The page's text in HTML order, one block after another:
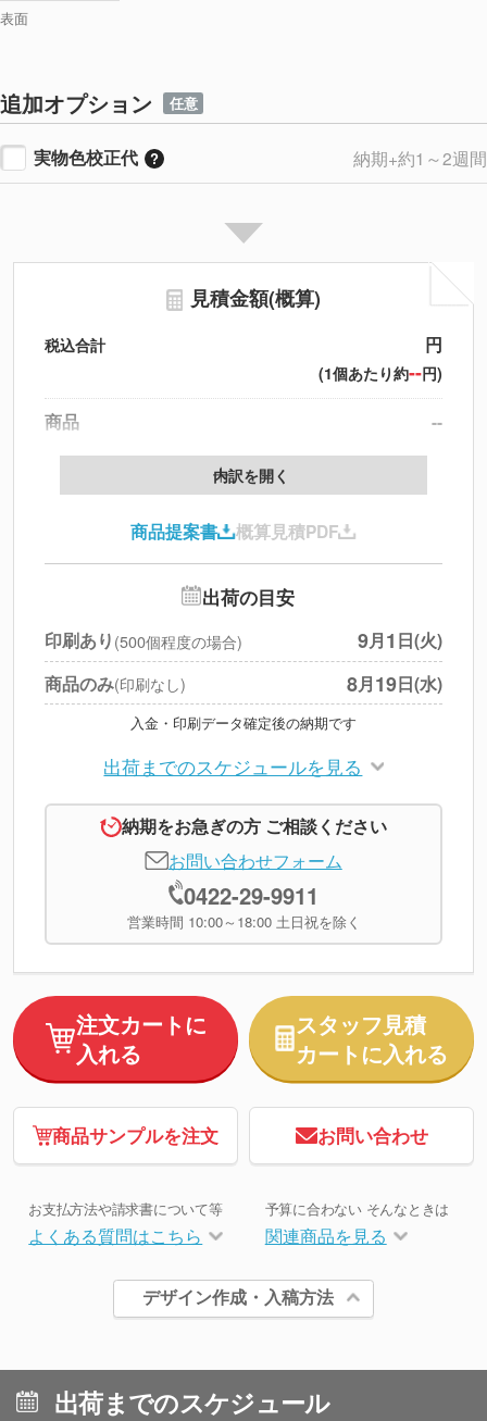
表面
追加オプション 任意
実物色校正代 納期+約1～2週間
見積金額(概算)
税込合計 円
(1個あたり約--円)
商品
--
製版代
印刷代
北海道・沖縄・離島 別途
円
※上記小計は税別です
内訳を開く
商品提案書 概算見積PDF
出荷の目安
印刷あり (500個程度の場合) 9月1 日(火)
商品のみ(印刷なし) 8月19日(水)
入金・印刷データ確定後の納期です
出荷までのスケジュールを見る
納期をお急ぎの方 ご相談ください
お問い合わせフォーム
0422-29-9911
営業時間 10:00～18:00 土日祝を除く
注文カートに
入れる
スタッフ見積
カートに入れる
商品サンプルを注文 お問い合わせ
お支払方法や請求書について等
よくある質問はこちら
予算に合わない そんなときは
関連商品を見る
デザイン作成・入稿方法
出荷までのスケジュール